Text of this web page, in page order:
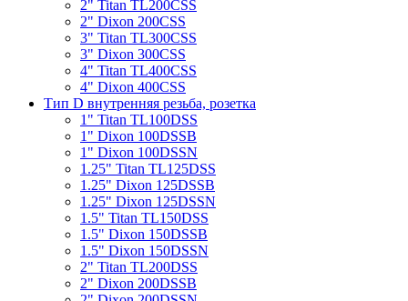
2" Titan TL200CSS
2" Dixon 200CSS
3" Titan TL300CSS
3" Dixon 300CSS
4" Titan TL400CSS
4" Dixon 400CSS
Тип D внутренняя резьба, розетка
1" Titan TL100DSS
1" Dixon 100DSSB
1" Dixon 100DSSN
1.25" Titan TL125DSS
1.25" Dixon 125DSSB
1.25" Dixon 125DSSN
1.5" Titan TL150DSS
1.5" Dixon 150DSSB
1.5" Dixon 150DSSN
2" Titan TL200DSS
2" Dixon 200DSSB